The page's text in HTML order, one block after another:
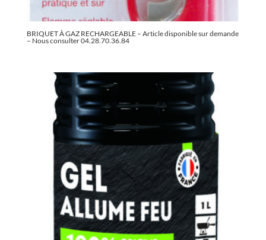
BRIQUET À GAZ RECHARGEABLE – Article disponible sur demande
– Nous consulter 04.28.70.36.84